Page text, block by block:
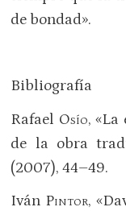
de bondad».
Bibliografía
Rafael Osío,
de la obra
(2007), 44–49.
Iván Pintor,